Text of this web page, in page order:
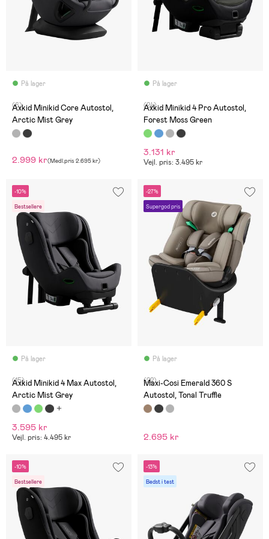
På lager
(6)
Axkid Minikid Core Autostol,
Arctic Mist Grey
2.999 kr(Medl.pris 2.695 kr)
På lager
(24)
Axkid Minikid 4 Pro Autostol,
Forest Moss Green
3.131 kr
Vejl. pris: 3.495 kr
-10%
Bestsellere
På lager
(15)
Axkid Minikid 4 Max Autostol,
Arctic Mist Grey
3.595 kr
Vejl. pris: 4.495 kr
-27%
Supergod pris
På lager
(22)
Maxi-Cosi Emerald 360 S
Autostol, Tonal Truffle
2.695 kr
-10%
Bestsellere
-13%
Bedst i test